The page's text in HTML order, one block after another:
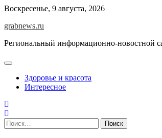
Skip
content
Воскресенье, 9 августа, 2026
grabnews.ru
Региональный информационно-новостной
Здоровье и красота
Интересное
Найти: